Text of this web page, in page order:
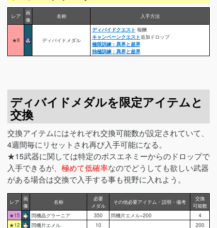
レア
画
像
名称 入手方法
★8 ディバイドメダル
ディバイドクエスト 報酬
キャンペーンクエスト追加ドロップ
極限訓練：異界と超界
独極訓練：異界と超界
ディバイドメダルを限定アイテムと
交換
交換アイテムにはそれぞれ交換可能数が設定されていて、
4週間毎にリセットされ再び入手可能になる。
★15武器に関しては特定のボスエネミーからのドロップで
入手できるが、 極めて低確率なのでどうしても欲しい武器
がある場合は交換で入手する事も視野に入れよう。
レア 画
像
名称
必要
メダル
その他必要アイテム・説明・備考
交換
可能数
★15
閃機晶グラーニア 350 閃機片エメル×200
4
★12
閃機片エメル 10
200